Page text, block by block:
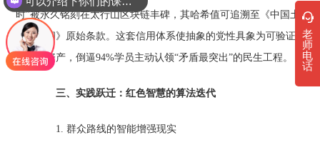
时”被永久铭刻在太行山区块链丰碑，其哈希值可追溯至《中国土
地法大纲》原始条款。这套信用体系使抽象的党性具象为可验证
的数字资产，倒逼94%学员主动认领“矛盾最突出”的民生工程。
三、实践跃迁：红色智慧的算法迭代‌
1. 群众路线的智能增强现实‌
老
师
电
话